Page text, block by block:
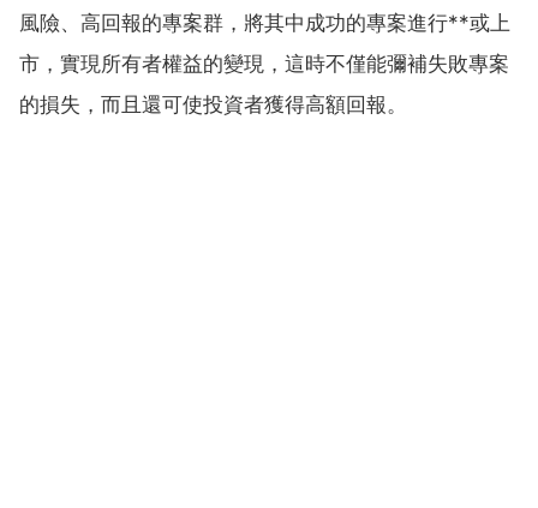
風險、高回報的專案群，將其中成功的專案進行**或上
市，實現所有者權益的變現，這時不僅能彌補失敗專案
的損失，而且還可使投資者獲得高額回報。